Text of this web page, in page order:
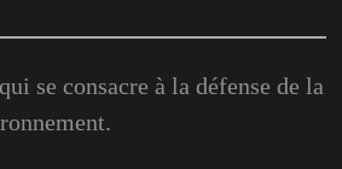
se consacre à la défense de la